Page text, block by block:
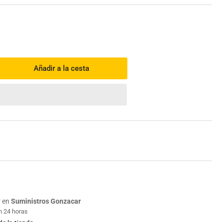
Añadir a la cesta
en Suministros Gonzacar
24 horas